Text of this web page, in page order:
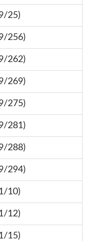
25)
256)
262)
269)
275)
281)
288)
294)
10)
12)
15)